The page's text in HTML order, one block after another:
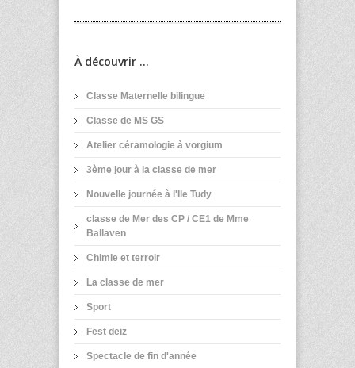
À découvrir ...
Classe Maternelle bilingue
Classe de MS GS
Atelier céramologie à vorgium
3ème jour à la classe de mer
Nouvelle journée à l'Ile Tudy
classe de Mer des CP / CE1 de Mme
Ballaven
Chimie et terroir
La classe de mer
Sport
Fest deiz
Spectacle de fin d'année